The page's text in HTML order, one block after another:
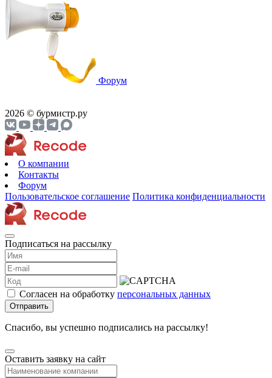
Форум
2026 © бурмистр.ру
О компании
Контакты
Форум
Пользовательское соглашение Политика конфиденциальности
Подписаться на рассылку
Согласен на обработку персональных данных
Отправить
Спасибо, вы успешно подписались на рассылку!
Оставить заявку на сайт